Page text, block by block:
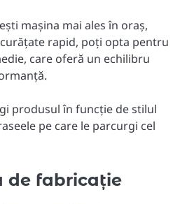
mașina mai ales în oraș,
rapid, poți opta pentru
care oferă un echilibru
produsul în funcție de stilul
pe care le parcurgi cel
de fabricație